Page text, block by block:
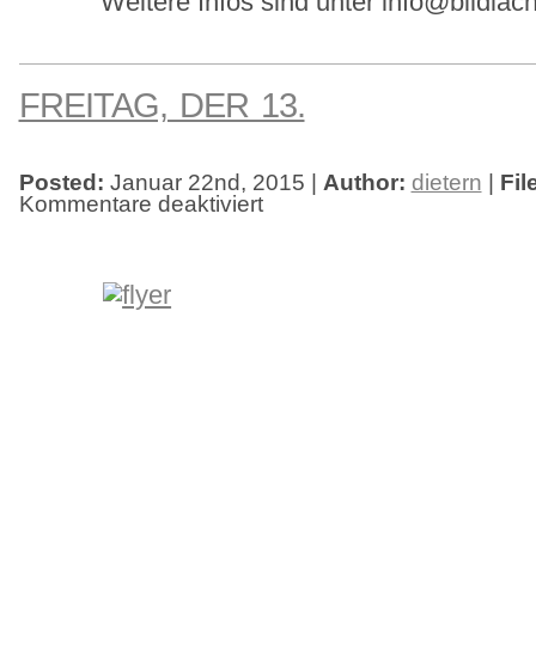
FREITAG, DER 13.
Posted: Januar 22nd, 2015 | Author: dietern
Kommentare deaktiviertfür
Freitag,